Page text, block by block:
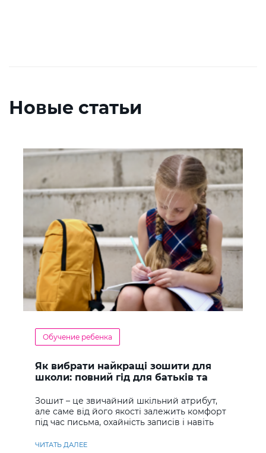
Новые статьи
Обучение ребенка
Як вибрати найкращі зошити для
школи: повний гід для батьків та
Зошит – це звичайний шкільний атрибут,
але саме від його якості залежить комфорт
під час письма, охайність записів і навіть
ЧИТАТЬ ДАЛЕЕ